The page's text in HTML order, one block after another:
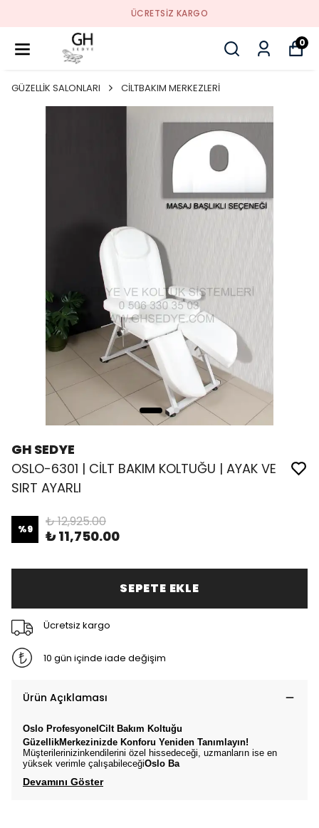
ÜCRETSIZ KARGO
0
GÜZELLİK SALONLARI CİLTBAKIM MERKEZLERİ
GH SEDYE
OSLO-6301 | CİLT BAKIM KOLTUĞU | AYAK VE
SIRT AYARLI
%9 ₺ 12,925.00
₺ 11,750.00
SEPETE EKLE
Ücretsiz kargo
10 gün içinde iade değişim
Ürün Açıklaması
Oslo ProfesyonelCilt Bakım Koltuğu
GüzellikMerkezinizde Konforu Yeniden Tanımlayın!
Müşterilerinizinkendilerini özel hissedeceği, uzmanların ise en
yüksek verimle çalışabileceğiOslo Ba
Devamını Göster